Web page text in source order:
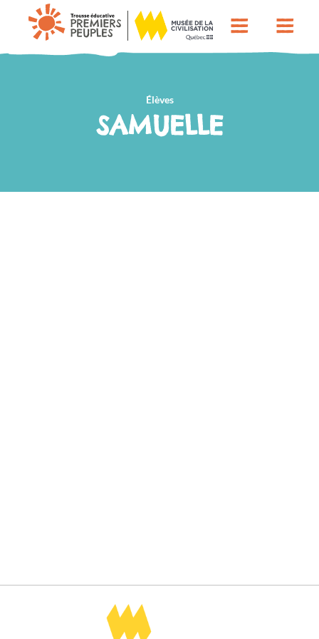
Élèves
SAMUELLE